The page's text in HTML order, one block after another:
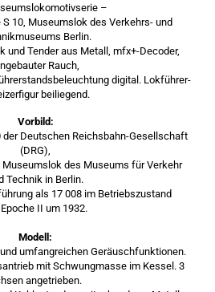
–
S 10, Museumslok des Verkehrs- und
Berlin.
und Tender aus Metall, mfx+-Decoder,
Rauch,
digital. Lokführer-
beiliegend.
Vorbild:
der Deutschen Reichsbahn-Gesellschaft
(DRG),
des Museums für Verkehr
Technik in Berlin.
als 17 008 im Betriebszustand
II um 1932.
Modell:
umfangreichen Geräuschfunktionen.
mit Schwungmasse im Kessel. 3
angetrieben.